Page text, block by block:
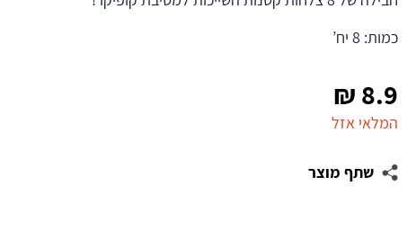
כמות: 8 יח’
8.9
₪
המלאי אזל
שתף מוצר